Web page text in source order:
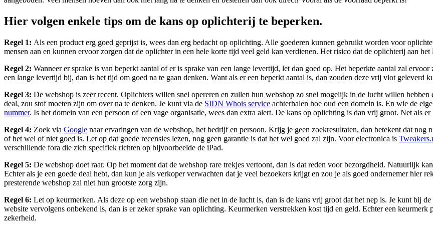
Hier volgen enkele tips om de kans op oplichterij te beperken.
Regel 1: Als een product erg goed geprijst is, wees dan erg bedacht op oplichting. Alle goederen kunnen gebruikt worden voor
mensen aan en kunnen ervoor zorgen dat de oplichter in een hele korte tijd veel geld kan verdienen. Het risico dat de oplichterij aan
Regel 2: Wanneer er sprake is van beperkt aantal of er is sprake van een lange levertijd, let dan goed op. Het beperkte aantal zal
een lange levertijd bij, dan is het tijd om goed na te gaan denken. Want als er een beperkt aantal is, dan zouden deze vrij vlot geleverd
Regel 3: De webshop is zeer recent. Oplichters willen snel opereren en zullen hun webshop zo snel mogelijk in de lucht willen
deal, zou stof moeten zijn om over na te denken. Je kunt via de SIDN Whois service achterhalen hoe oud een domein is. En wie de
nummer. Is het domein van een persoon of een vage organisatie, wees dan extra alert. De kans op oplichting is dan vrij groot. Net als
Regel 4: Zoek via Google naar ervaringen van de webshop, het bedrijf en persoon. Krijg je geen zoekresultaten, dan betekent dat
of het wel of niet goed is. Let op dat goede recensies lezen, nog geen garantie is dat het wel goed zal zijn. Voor electronica is
verschillende fora die zich specifiek richten op bijvoorbeelde de iPad.
Regel 5: De webshop doet raar. Op het moment dat de webshop rare trekjes vertoont, dan is dat reden voor bezorgdheid. Natuurlijk
Echter als je een goede deal hebt, dan kun je als verkoper verwachten dat je veel bezoekers krijgt en zou je als goed ondernemer hier
presterende webshop zal niet hun grootste zorg zijn.
Regel 6: Let op keurmerken. Als deze op een webshop staan die net in de lucht is, dan is de kans vrij groot dat het nep is. Je kunt bij
website vervolgens onbekend is, dan is er zeker sprake van oplichting. Keurmerken verstrekken kost tijd en geld. Echter een keurmerk
zekerheid.